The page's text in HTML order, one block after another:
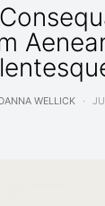
WELLICK